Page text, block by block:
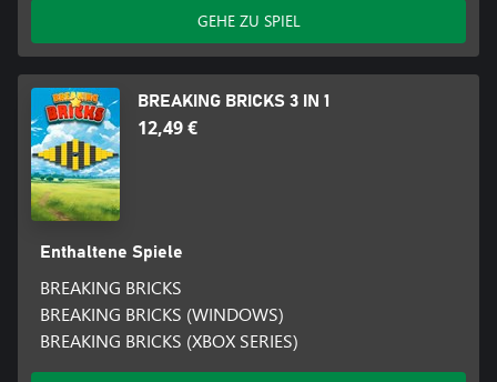
GEHE ZU SPIEL
BREAKING BRICKS 3 IN 1
12,49 €
Enthaltene Spiele
BREAKING BRICKS
BREAKING BRICKS (WINDOWS)
BREAKING BRICKS (XBOX SERIES)